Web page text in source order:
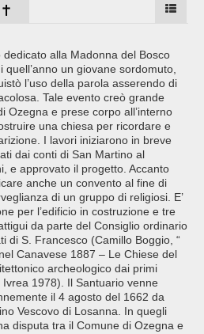
dedicato alla Madonna del Bosco
un giovane sordomuto,
l’uso della parola asserendo di
Tale evento creò grande
Ozegna e prese corpo all’interno
una chiesa per ricordare e
I lavori iniziarono in breve
dai conti di San Martino al
e approvato il progetto. Accanto
anche un convento al fine di
di un gruppo di religiosi. E’
per l’edificio in costruzione e tre
da parte del Consiglio ordinario
di S. Francesco (Camillo Boggio, “
Canavese 1887 – Le Chiese del
archeologico dai primi
1978). Il Santuario venne
il 4 agosto del 1662 da
Vescovo di Losanna. In quegli
disputa tra il Comune di Ozegna e